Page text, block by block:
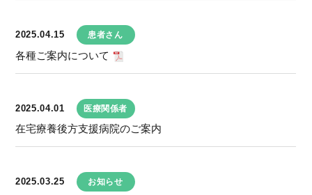
2025.04.15 患者さん
各種ご案内について
2025.04.01 医療関係者
在宅療養後方支援病院のご案内
2025.03.25 お知らせ